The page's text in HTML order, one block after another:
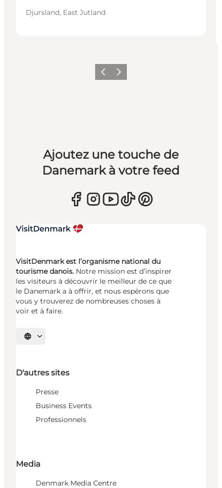
Djursland, East Jutland
PrécédentSuivant
Ajoutez une touche de
Danemark à votre feed
VisitDenmark est l’organisme national du
tourisme danois. Notre mission est d’inspirer
les visiteurs à découvrir le meilleur de ce que
le Danemark a à offrir, et nous espérons que
vous y trouverez de nombreuses choses à
voir et à faire.
Choisissez la langue
D'autres sites
Presse
Business Events
Professionnels
Media
Denmark Media Centre